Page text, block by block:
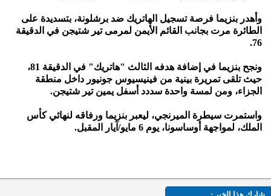
وأهدر بنزيما فرصة تسجيل الهاتريك ضد برشلونة، بتسديدة على
الطائرة مرت بجانب القائم الأيمن لمرمى تير شتيجن في الدقيقة
76.
ونجح بنزيما في إضافة هدفه الثالث "هاتريك" في الدقيقة 81،
حيث تلقى تمريرة بينية من فينيسيوس جونيور داخل منطقة
الجزاء، ومن لمسة واحدة سددد أسفل يمين تير شتيجن.
واستمرت سيطرة الميرنجي، ليعبر بنزيما ورفاقه لنهائي كأس
الملك، لمواجهة أوساسونا، يوم 6 مايو/آيار المقبل.